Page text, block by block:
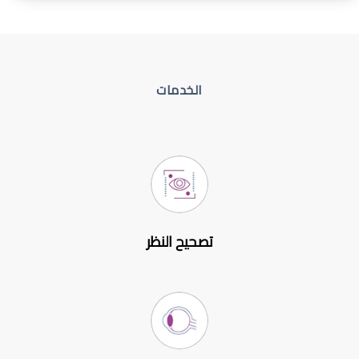
الخدمات
تصحيح النظر